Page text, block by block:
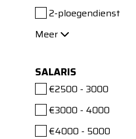
2-ploegendienst
Meer
SALARIS
€2500 - 3000
€3000 - 4000
€4000 - 5000